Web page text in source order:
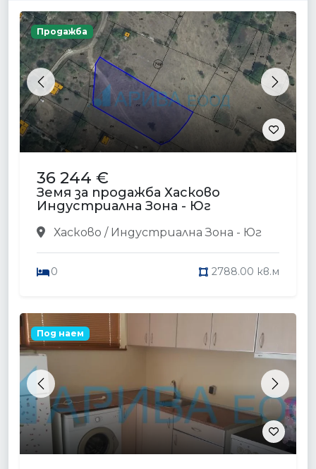
Previous Next
Продажба
36 244 €
Земя за продажба Хасково
Индустриална Зона - Юг
Хасково / Индустриална Зона - Юг
0 2788.00 кв.м
Previous Next
Под наем